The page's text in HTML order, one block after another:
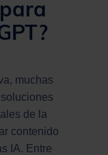
muchas
de la
contenido
IA. Entre